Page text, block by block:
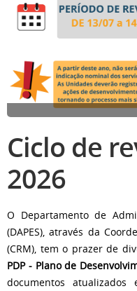
Ciclo de
2026
O Departamento de
(DAPES), através da
(CRM), tem o prazer de
PDP - Plano de
documentos atualizados